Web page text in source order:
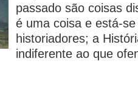
passado são coisas
é uma coisa e está-
historiadores; a
indiferente ao que